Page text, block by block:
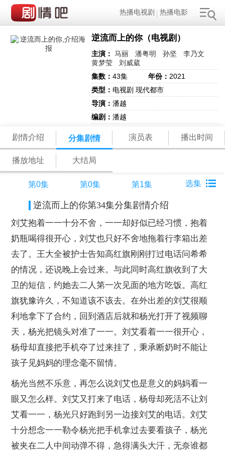
热播电视剧 热播电影
逆流而上的你（电视剧）
主演： 马丽 潘粤明 孙坚
李乃文
黄梦莹
刘威葳
集数：43集 年份： 2021
类型： 电视剧 现代都市
导演：潘越
编剧：潘越
剧情介绍 分集剧情 演员表 播出时间
播放地址 大结局
第0集 第0集 第1集
逆流而上的你第34集分集剧情介绍
刘艾抱着一一十分不舍，一一却好似已经习惯，抱着
奶瓶喝得很开心，刘艾也只好不舍地拖着行李箱出差
去了。王大全被护士告知高红旗刚刚打过电话问希希
的情况，还说晚上会过来。与此同时高红旗收到了大
卫的短信，约她去二人第一次见面的地方吃饭。高红
旗犹豫许久，不知道该不该去。在外出差的刘艾很顺
利地拿下了合约，回到酒店后就和杨光打开了视频聊
天，杨光把镜头对准了一一。刘艾看着一一很开心，
杨母却直接把手机夺了过来挂了，秉承断奶时不能让
孩子见妈妈的理念毫不留情。
杨光当然不乐意，再怎么说刘艾也是意义的妈妈看一
眼又怎么样。刘艾又打来了电话，杨母却死活不让刘
艾看一一，杨光只好跑到另一边接刘艾的电话。刘艾
十分想念一一勒令杨光把手机拿过去要看孩子，杨光
被夹在二人中间动弹不得，急得满头大汗，无奈谁都